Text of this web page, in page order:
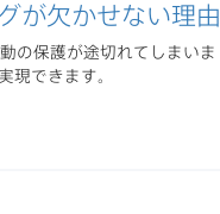
が欠かせない理由
の保護が途切れてしまいま
現できます。